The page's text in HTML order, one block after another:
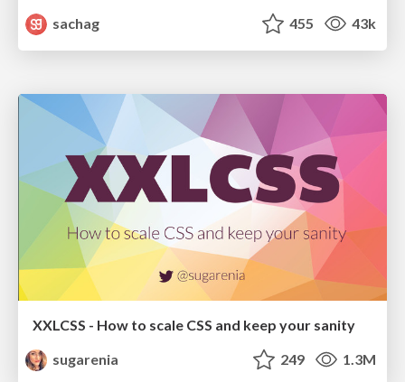
sachag
455 43k
XXLCSS - How to scale CSS and keep your sanity
sugarenia
249 1.3M